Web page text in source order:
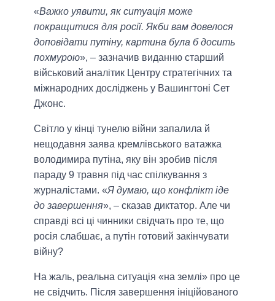
«Важко уявити, як ситуація може
покращитися для росії. Якби вам довелося
доповідати путіну, картина була б досить
похмурою», – зазначив виданню старший
військовий аналітик Центру стратегічних та
міжнародних досліджень у Вашингтоні Сет
Джонс.
Світло у кінці тунелю війни запалила й
нещодавня заява кремлівського ватажка
володимира путіна, яку він зробив після
параду 9 травня під час спілкування з
журналістами. «Я думаю, що конфлікт іде
до завершення», – сказав диктатор. Але чи
справді всі ці чинники свідчать про те, що
росія слабшає, а путін готовий закінчувати
війну?
На жаль, реальна ситуація «на землі» про це
не свідчить. Після завершення ініційованого